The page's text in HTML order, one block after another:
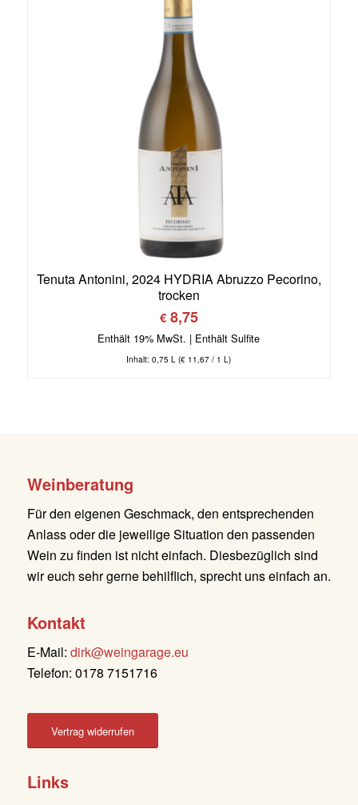
Tenuta Antonini, 2024 HYDRIA Abruzzo Pecorino,
trocken
€8,75
Enthält 19% MwSt.
Inhalt: 0,75 L (€ 11,67 / 1 L)
Weinberatung
Für den eigenen Geschmack, den entsprechenden
Anlass oder die jeweilige Situation den passenden
Wein zu finden ist nicht einfach. Diesbezüglich sind
wir euch sehr gerne behilflich, sprecht uns einfach an.
Kontakt
E-Mail: dirk@weingarage.eu
Telefon: 0178 7151716
Vertrag widerrufen
Links